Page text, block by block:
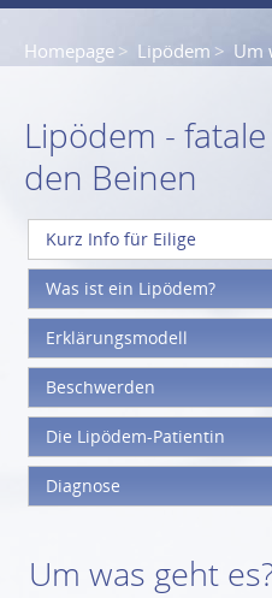
Homepage Lipödem Um
Lipödem -
den Beinen
Kurz Info für Eilige
Was ist ein Lipödem?
Erklärungsmodell
Beschwerden
Die Lipödem-Patientin
Diagnose
Um was geht